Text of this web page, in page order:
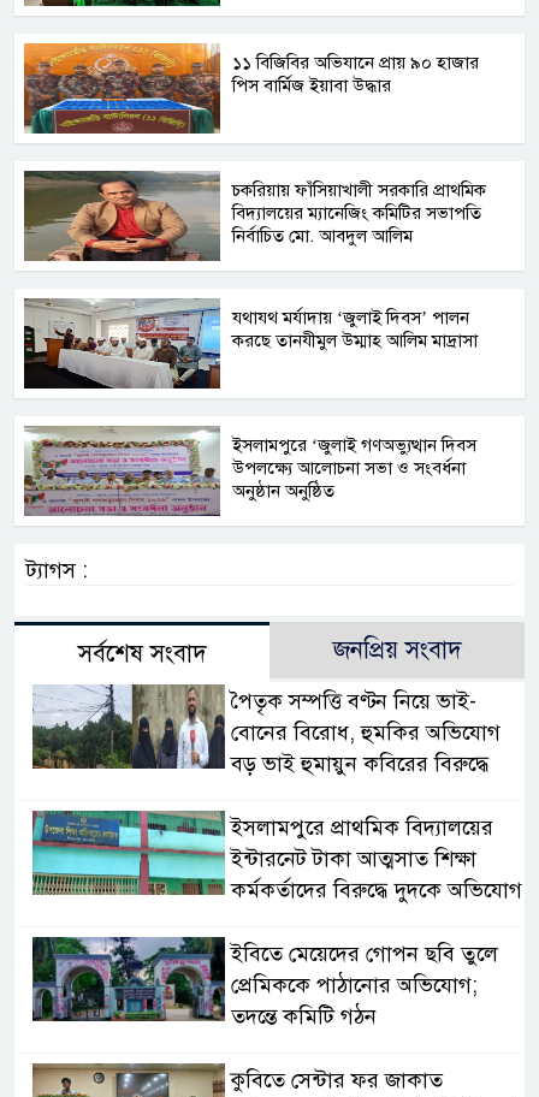
১১ বিজিবির অভিযানে প্রায় ৯০ হাজার
পিস বার্মিজ ইয়াবা উদ্ধার
চকরিয়ায় ফাঁসিয়াখালী সরকারি প্রাথমিক
বিদ্যালয়ের ম্যানেজিং কমিটির সভাপতি
নির্বাচিত মো. আবদুল আলিম
যথাযথ মর্যাদায় ‘জুলাই দিবস’ পালন
করছে তানযীমুল উম্মাহ আলিম মাদ্রাসা
ইসলামপুরে ‘জুলাই গণঅভ্যুত্থান দিবস
উপলক্ষ্যে আলোচনা সভা ও সংবর্ধনা
অনুষ্ঠান অনুষ্ঠিত
ট্যাগস :
সর্বশেষ সংবাদ জনপ্রিয় সংবাদ
পৈতৃক সম্পত্তি বণ্টন নিয়ে ভাই-
বোনের বিরোধ, হুমকির অভিযোগ
বড় ভাই হুমায়ুন কবিরের বিরুদ্ধে
​ইসলামপুরে প্রাথমিক বিদ্যালয়ের
ইন্টারনেট টাকা আত্মসাত শিক্ষা
কর্মকর্তাদের বিরুদ্ধে দুদকে অভিযোগ
ইবিতে মেয়েদের গোপন ছবি তুলে
প্রেমিককে পাঠানোর অভিযোগ;
তদন্তে কমিটি গঠন
কুবিতে সেন্টার ফর জাকাত